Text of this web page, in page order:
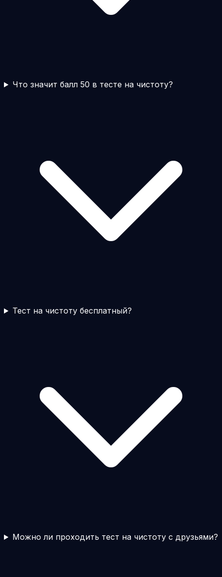
Что значит балл 50 в тесте на чистоту?
Тест на чистоту бесплатный?
Можно ли проходить тест на чистоту с друзьями?